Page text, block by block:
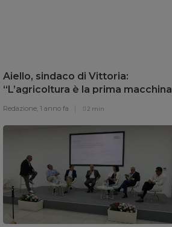
Aiello, sindaco di Vittoria:
“L’agricoltura è la prima macchina
Redazione, 1 anno fa 2 min